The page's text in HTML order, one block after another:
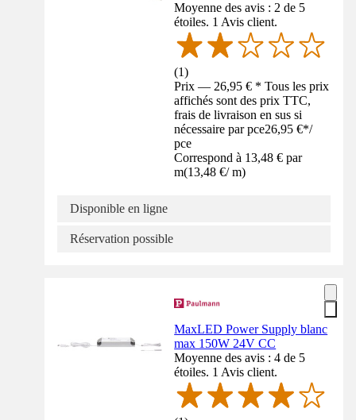
Moyenne des avis : 2 de 5
étoiles. 1 Avis client.
(1)
Prix — 26,95 € * Tous les prix
affichés sont des prix TTC,
frais de livraison en sus si
nécessaire par pce26,95 €*/
pce
Correspond à 13,48 € par
m(13,48 €/ m)
Disponible en ligne
Réservation possible
MaxLED Power Supply blanc
max 150W 24V CC
Moyenne des avis : 4 de 5
étoiles. 1 Avis client.